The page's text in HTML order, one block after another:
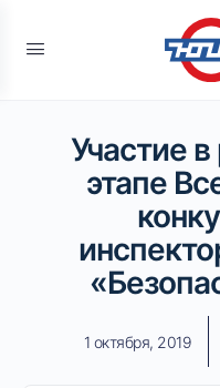
Участие
этапе
1 октября, 2019